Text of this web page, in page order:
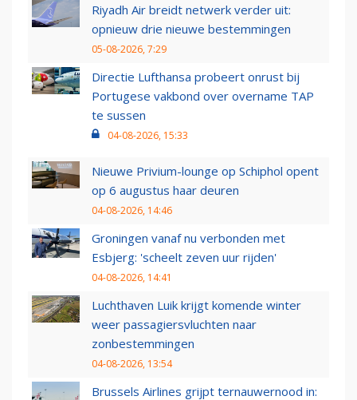
Riyadh Air breidt netwerk verder uit:
opnieuw drie nieuwe bestemmingen
05-08-2026, 7:29
Directie Lufthansa probeert onrust bij
Portugese vakbond over overname TAP
te sussen
04-08-2026, 15:33
Nieuwe Privium-lounge op Schiphol opent
op 6 augustus haar deuren
04-08-2026, 14:46
Groningen vanaf nu verbonden met
Esbjerg: 'scheelt zeven uur rijden'
04-08-2026, 14:41
Luchthaven Luik krijgt komende winter
weer passagiersvluchten naar
zonbestemmingen
04-08-2026, 13:54
Brussels Airlines grijpt ternauwernood in: